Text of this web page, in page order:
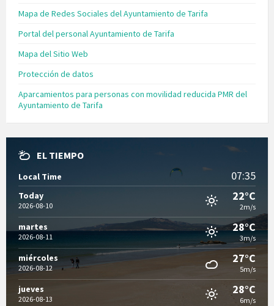
Mapa de Redes Sociales del Ayuntamiento de Tarifa
Portal del personal Ayuntamiento de Tarifa
Mapa del Sitio Web
Protección de datos
Aparcamientos para personas con movilidad reducida PMR del
Ayuntamiento de Tarifa
EL TIEMPO
Local Time 07:35
Today
2026-08-10
22°C
2m/s
martes
2026-08-11
28°C
3m/s
miércoles
2026-08-12
27°C
5m/s
jueves
2026-08-13
28°C
6m/s